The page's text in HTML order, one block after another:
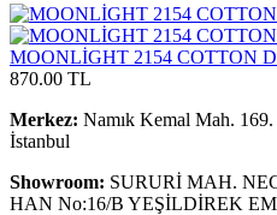
MOONLİGHT 2154 COTTON
870.00 TL
Merkez: Namık Kemal Mah.
İstanbul
Showroom: SURURİ MAH.
HAN No:16/B YEŞİLDİREK